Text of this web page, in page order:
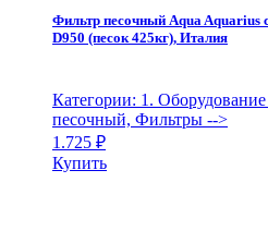
Фильтр песочный Aqua
D950 (песок 425кг), Италия
Категории: 1.
песочный, Фильтры -->
1.725 ₽
Купить